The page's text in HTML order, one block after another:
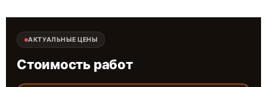
АКТУАЛЬНЫЕ ЦЕНЫ
Стоимость работ